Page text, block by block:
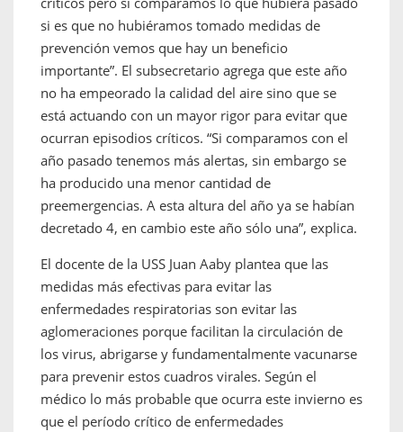
si es que no hubiéramos tomado medidas de
prevención vemos que hay un beneficio
importante”. El subsecretario agrega que este año
no ha empeorado la calidad del aire sino que se
está actuando con un mayor rigor para evitar que
ocurran episodios críticos. “Si comparamos con el
año pasado tenemos más alertas, sin embargo se
ha producido una menor cantidad de
preemergencias. A esta altura del año ya se habían
decretado 4, en cambio este año sólo una”, explica.
El docente de la USS Juan Aaby plantea que las
medidas más efectivas para evitar las
enfermedades respiratorias son evitar las
aglomeraciones porque facilitan la circulación de
los virus, abrigarse y fundamentalmente vacunarse
para prevenir estos cuadros virales. Según el
médico lo más probable que ocurra este invierno es
que el período crítico de enfermedades